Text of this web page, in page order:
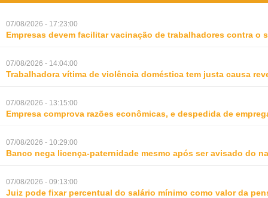
07/08/2026 - 17:23:00
Empresas devem facilitar vacinação de trabalhadores contra o
07/08/2026 - 14:04:00
Trabalhadora vítima de violência doméstica tem justa causa
07/08/2026 - 13:15:00
Empresa comprova razões econômicas, e despedida de
07/08/2026 - 10:29:00
Banco nega licença-paternidade mesmo após ser avisado do
07/08/2026 - 09:13:00
Juiz pode fixar percentual do salário mínimo como valor da